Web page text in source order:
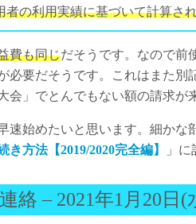
者の利用実績に基づいて計算さ
費も同じだそうです。なので前
必要だそうです。これはまた
会」でとんでもない額の請求が
速始めたいと思います。細かな
方法【2019/2020完全編】
」
絡 – 2021年1月20日(